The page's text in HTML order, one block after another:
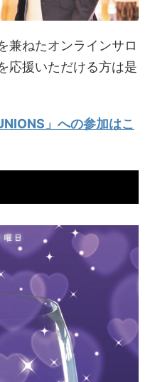
兼ねたオンラインサロ
応援いただける方は是
」への参加はこ